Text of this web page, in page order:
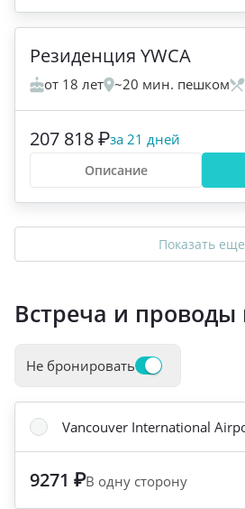
Резиденция YWCA
от 18 лет ~20 мин. пешком
207 818 ₽за 21 дней
Описание
Показать еще
Встреча и проводы
Не бронировать
Vancouver International
9271 ₽В одну сторону